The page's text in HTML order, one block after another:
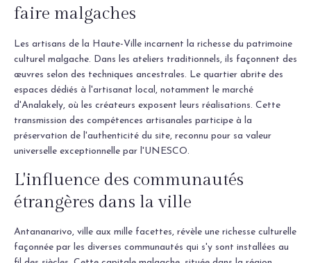
faire malgaches
Les artisans de la Haute-Ville incarnent la richesse du patrimoine
culturel malgache. Dans les ateliers traditionnels, ils façonnent des
œuvres selon des techniques ancestrales. Le quartier abrite des
espaces dédiés à l'artisanat local, notamment le marché
d'Analakely, où les créateurs exposent leurs réalisations. Cette
transmission des compétences artisanales participe à la
préservation de l'authenticité du site, reconnu pour sa valeur
universelle exceptionnelle par l'UNESCO.
L'influence des communautés
étrangères dans la ville
Antananarivo, ville aux mille facettes, révèle une richesse culturelle
façonnée par les diverses communautés qui s'y sont installées au